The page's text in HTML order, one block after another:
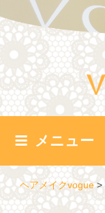
ン
テ
ツ
へ
ス
キ
メニュー
ヘアメイクvogue>